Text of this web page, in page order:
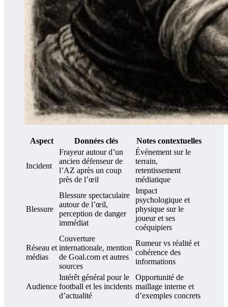
Aspect Données clés Notes contextuelles
Incident
Frayeur autour d’un
ancien défenseur de
l’AZ après un coup
près de l’œil
Événement sur le
terrain,
retentissement
médiatique
Blessure
Blessure spectaculaire
autour de l’œil,
perception de danger
immédiat
Impact
psychologique et
physique sur le
joueur et ses
coéquipiers
Réseau et
médias
Couverture
internationale, mention
de Goal.com et autres
sources
Rumeur vs réalité et
cohérence des
informations
Audience
Intérêt général pour le
football et les incidents
d’actualité
Opportunité de
maillage interne et
d’exemples concrets